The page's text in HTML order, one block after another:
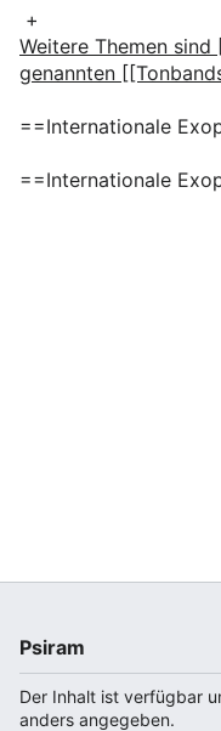
+
Weitere Themen
genannten
==Internationale
==Internationale
Psiram
Der Inhalt ist verfügbar
anders angegeben.